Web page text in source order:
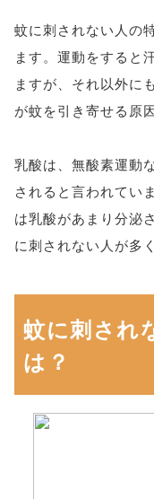
蚊に刺されない人の
ます。運動をすると
ますが、それ以外に
が蚊を引き寄せる原
乳酸は、無酸素運動
されると言われてい
は乳酸があまり分泌
に刺されない人が多
蚊に刺され
は？